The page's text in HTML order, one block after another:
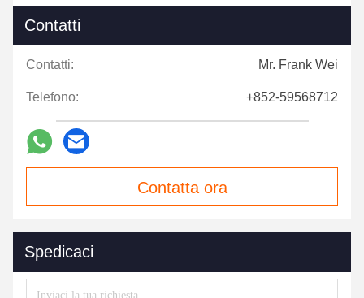
Contatti
Contatti: Mr. Frank Wei
Telefono: +852-59568712
Contatta ora
Spedicaci